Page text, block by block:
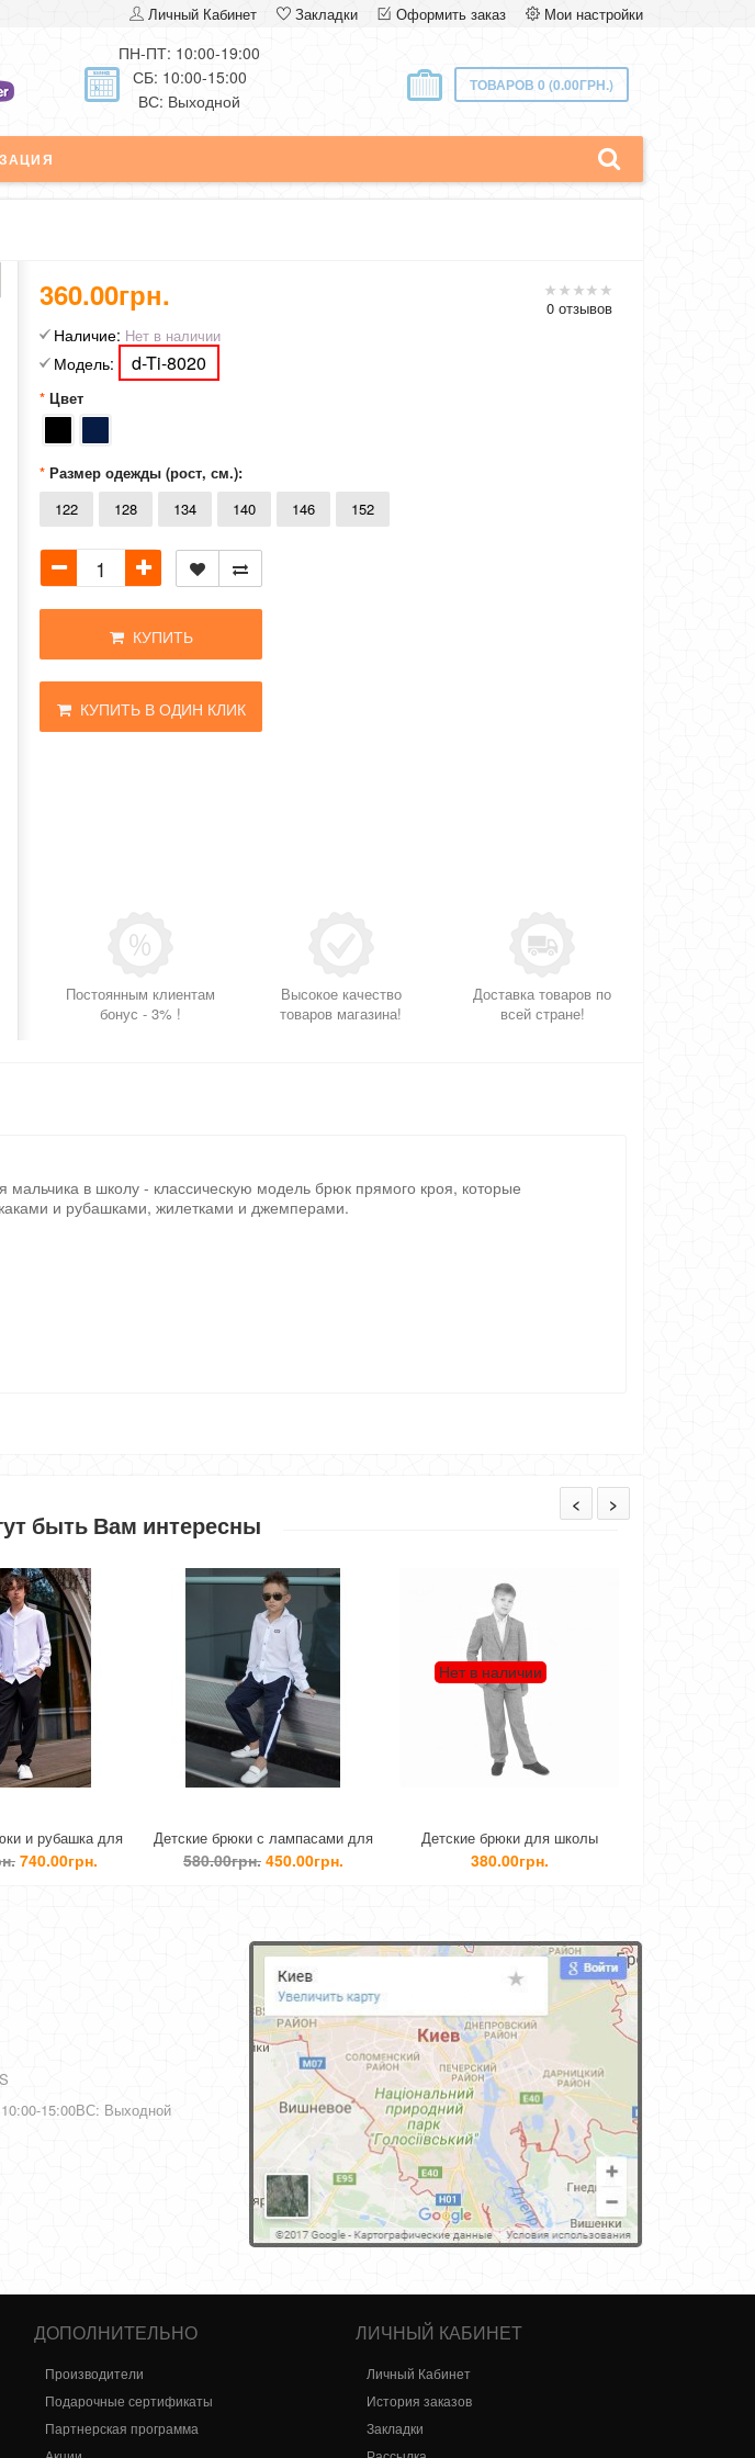
Личный Кабинет Закладки Оформить заказ Мои настройки
ПН-ПТ: 10:00-19:00
СБ: 10:00-15:00
ВС: Выходной
ТОВАРОВ 0 (0.00ГРН.)
0 отзывов
360.00грн.
Наличие: Нет в наличии
Модель: d-Ti-8020
Цвет
Размер одежды (рост, см.):
122
128 134 140 146 152
КУПИТЬ
КУПИТЬ В ОДИН КЛИК
Постоянным клиентам
бонус - 3% !
Высокое качество
товаров магазина!
Доставка товаров по
всей стране!
в школу - классическую модель брюк прямого кроя, которые
и рубашками, жилетками и джемперами.
быть Вам интересны
Детские брюки с лампасами для
мальчика
580.00грн. 450.00грн.
Нет в наличии
Детские брюки для школы Летние брюки для мальчика
< >
15:00ВС: Выходной
ДОПОЛНИТЕЛЬНО
Производители
Подарочные сертификаты
Партнерская программа
ЛИЧНЫЙ КАБИНЕТ
Личный Кабинет
История заказов
Закладки